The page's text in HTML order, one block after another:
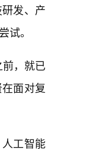
发、产
试。
前，就已
面对复
工智能